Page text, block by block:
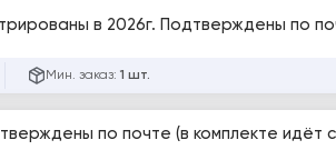
в 2026г. Подтверждены по
Мин. заказ: 1 шт.
по почте (в комплекте идёт